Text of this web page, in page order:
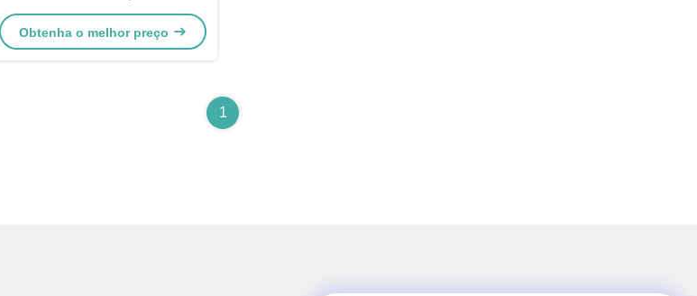
tensão para absorção de
harmônicos de rede
Obtenha o melhor preço
1